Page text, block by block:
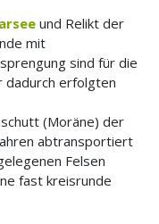
und Relikt der
mit
sind für die
dadurch erfolgten
(Moräne) der
abtransportiert
Felsen
fast kreisrunde